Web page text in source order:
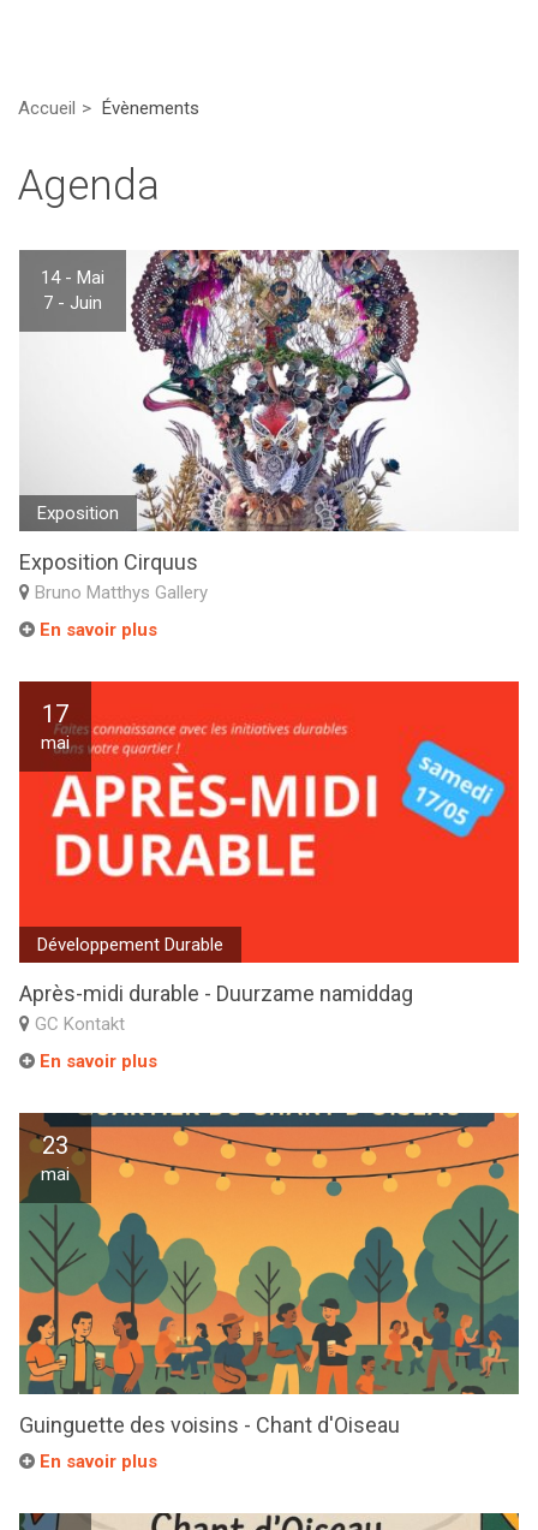
Accueil Évènements
Agenda
14 - Mai
7 - Juin
Exposition
Exposition Cirquus
Bruno Matthys Gallery
En savoir plus
17
mai
Développement Durable
Après-midi durable - Duurzame namiddag
GC Kontakt
En savoir plus
23
mai
Guinguette des voisins - Chant d'Oiseau
En savoir plus